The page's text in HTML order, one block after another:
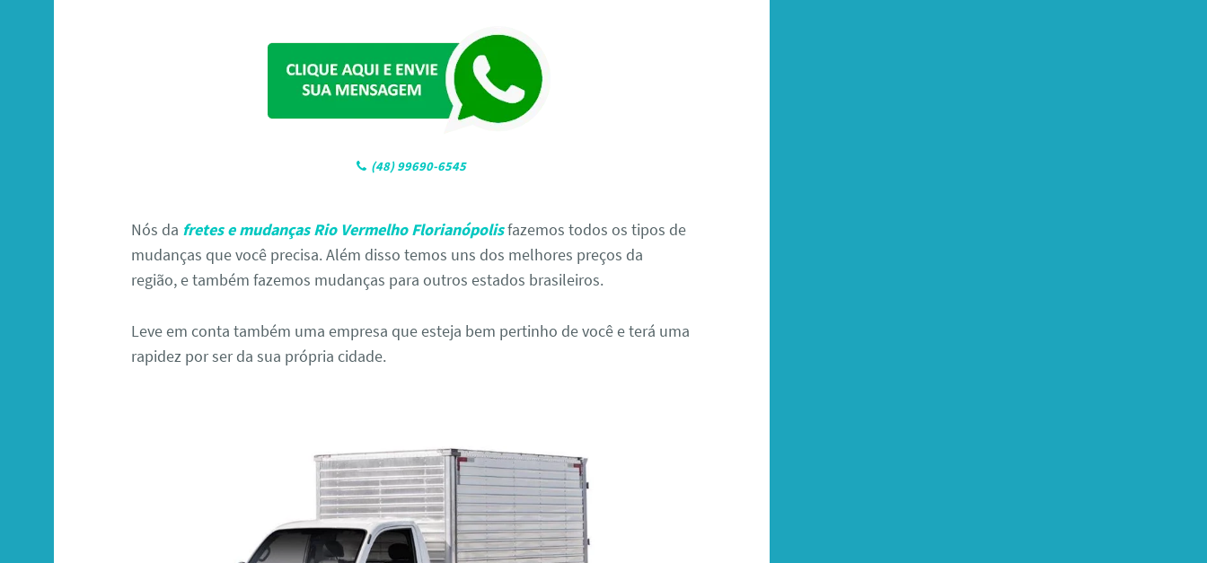
(48) 99690-6545
Nós da fretes e mudanças Rio Vermelho Florianópolisfazemos todos os tipos de
mudanças que você precisa. Além disso temos uns dos melhores preços da
região, e também fazemos mudanças para outros estados brasileiros.
Leve em conta também uma empresa que esteja bem pertinho de você e terá uma
rapidez por ser da sua própria cidade.